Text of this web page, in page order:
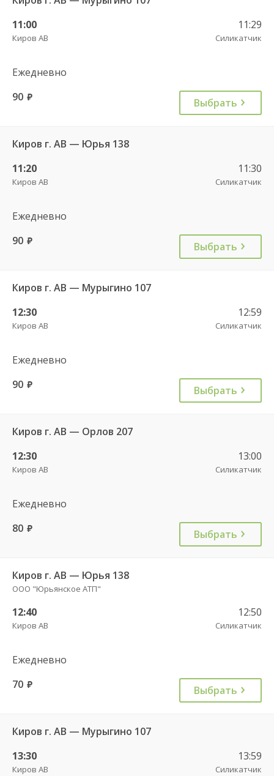
11:00
Киров АВ
11:29
Силикатчик
Ежедневно
90 руб. Выбрать
Киров г. АВ — Юрья 138
11:20
Киров АВ
11:30
Силикатчик
Ежедневно
90 руб. Выбрать
Киров г. АВ — Мурыгино 107
12:30
Киров АВ
12:59
Силикатчик
Ежедневно
90 руб. Выбрать
Киров г. АВ — Орлов 207
12:30
Киров АВ
13:00
Силикатчик
Ежедневно
80 руб. Выбрать
Киров г. АВ — Юрья 138
ООО "Юрьянское АТП"
12:40
Киров АВ
12:50
Силикатчик
Ежедневно
70 руб. Выбрать
Киров г. АВ — Мурыгино 107
13:30
Киров АВ
13:59
Силикатчик